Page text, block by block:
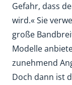
Gefahr, dass
wird.« Sie
große
Modelle
zunehmend
Doch dann ist